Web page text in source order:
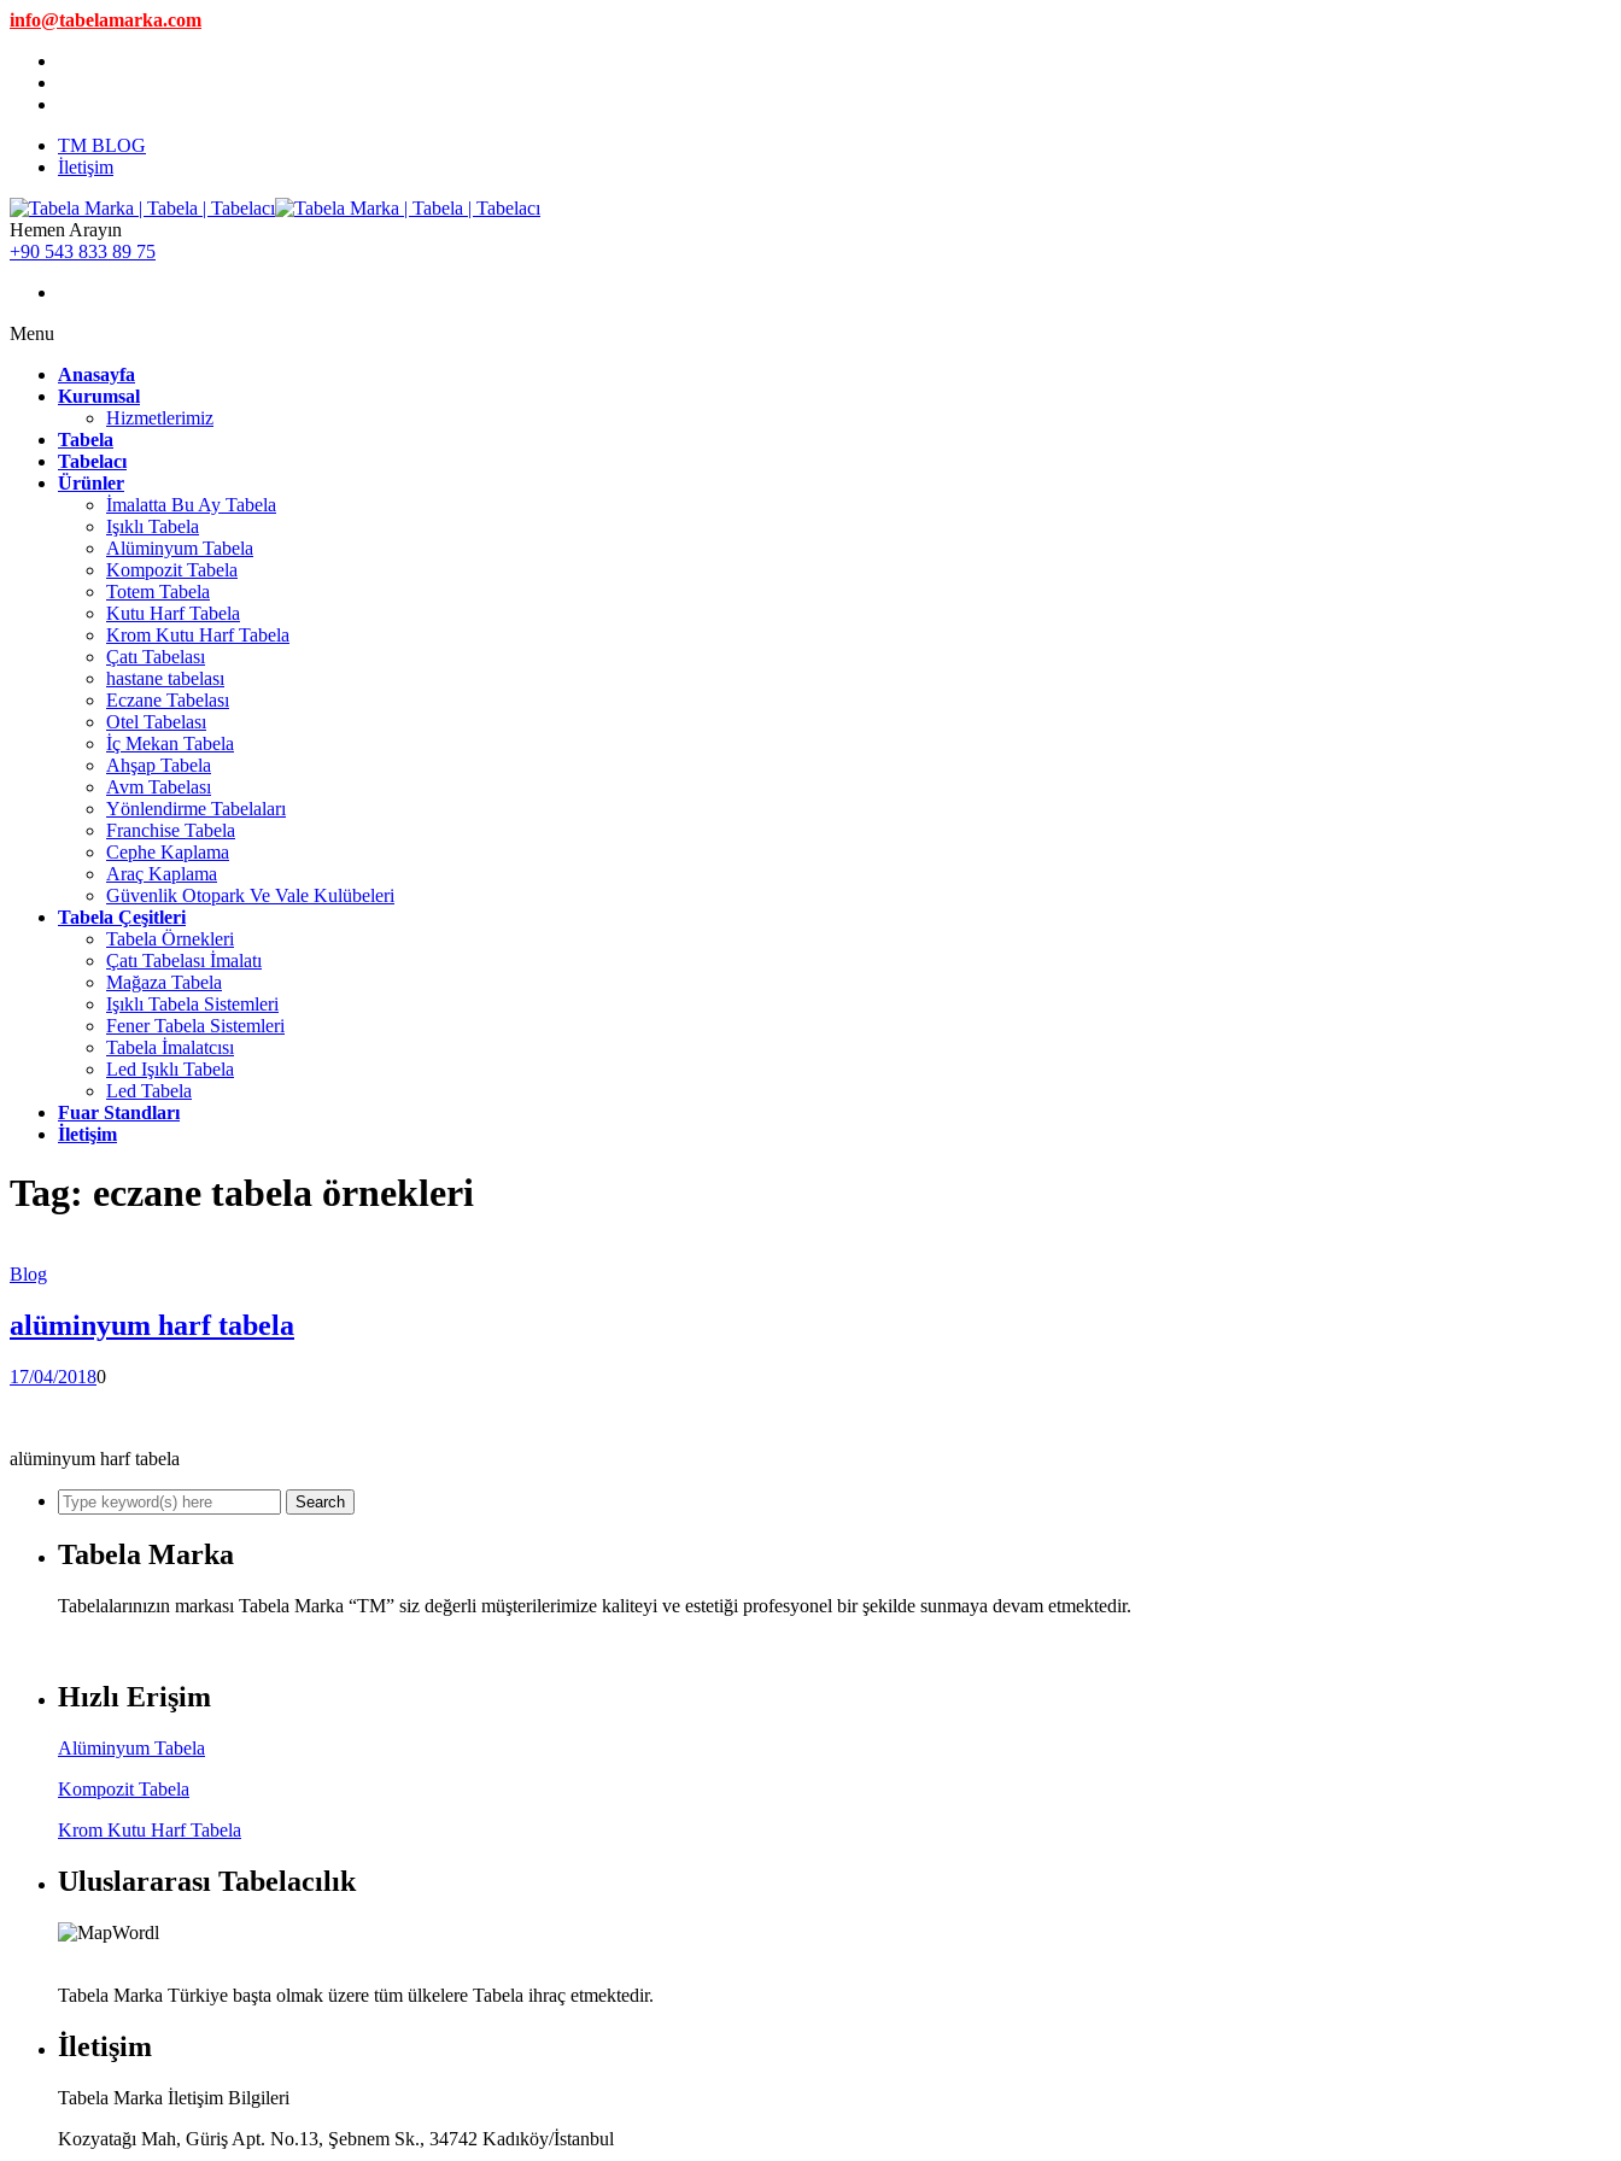
info@tabelamarka.com
TM BLOG
İletişim
Hemen Arayın
+90 543 833 89 75
Menu
Anasayfa
Kurumsal
Hizmetlerimiz
Tabela
Tabelacı
Ürünler
İmalatta Bu Ay Tabela
Işıklı Tabela
Alüminyum Tabela
Kompozit Tabela
Totem Tabela
Kutu Harf Tabela
Krom Kutu Harf Tabela
Çatı Tabelası
hastane tabelası
Eczane Tabelası
Otel Tabelası
İç Mekan Tabela
Ahşap Tabela
Avm Tabelası
Yönlendirme Tabelaları
Franchise Tabela
Cephe Kaplama
Araç Kaplama
Güvenlik Otopark Ve Vale Kulübeleri
Tabela Çeşitleri
Tabela Örnekleri
Çatı Tabelası İmalatı
Mağaza Tabela
Işıklı Tabela Sistemleri
Fener Tabela Sistemleri
Tabela İmalatcısı
Led Işıklı Tabela
Led Tabela
Fuar Standları
İletişim
Tag: eczane tabela örnekleri
Blog
alüminyum harf tabela
17/04/20180
alüminyum harf tabela
Tabela Marka
Tabelalarınızın markası Tabela Marka “TM” siz değerli müşterilerimize kaliteyi ve estetiği profesyonel bir şekilde sunmaya devam etmektedir.
Hızlı Erişim
Alüminyum Tabela
Kompozit Tabela
Krom Kutu Harf Tabela
Uluslararası Tabelacılık
Tabela Marka Türkiye başta olmak üzere tüm ülkelere Tabela ihraç etmektedir.
İletişim
Tabela Marka İletişim Bilgileri
Kozyatağı Mah, Güriş Apt. No.13, Şebnem Sk., 34742 Kadıköy/İstanbul